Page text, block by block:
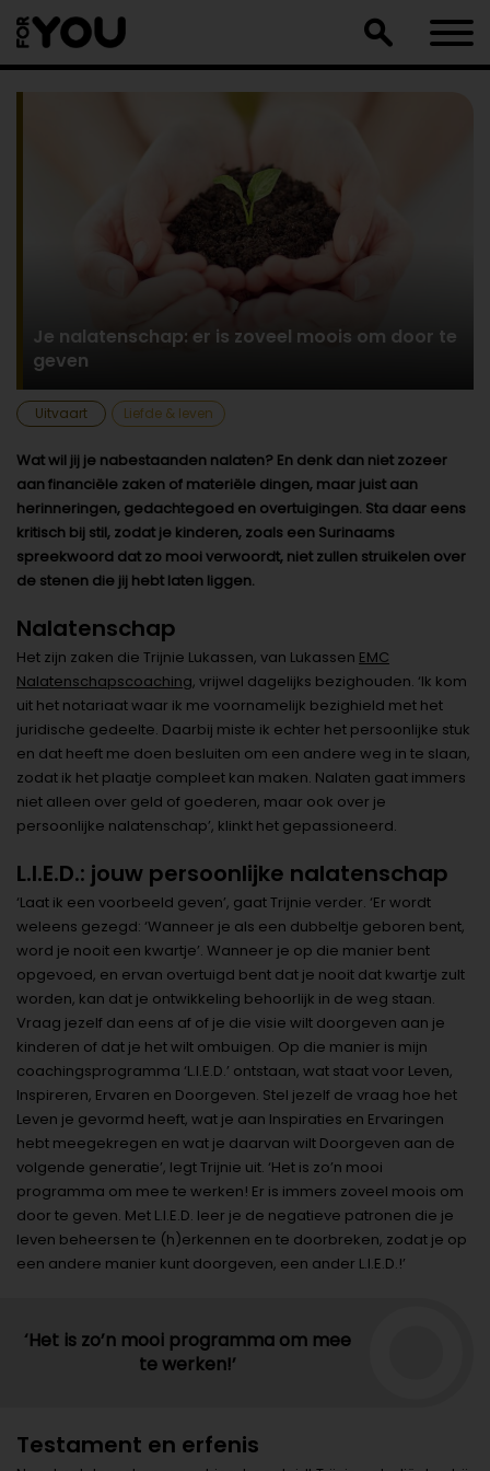
naar
artikel
Je nalatenschap: er is zoveel moois om door te
geven
Uitvaart Liefde & leven
Wat wil jij je nabestaanden nalaten? En denk dan niet zozeer
aan financiële zaken of materiële dingen, maar juist aan
herinneringen, gedachtegoed en overtuigingen. Sta daar eens
kritisch bij stil, zodat je kinderen, zoals een Surinaams
spreekwoord dat zo mooi verwoordt, niet zullen struikelen over
de stenen die jij hebt laten liggen.
Nalatenschap
Het zijn zaken die Trijnie Lukassen, van Lukassen EMC
Nalatenschapscoaching, vrijwel dagelijks bezighouden. ‘Ik kom
uit het notariaat waar ik me voornamelijk bezighield met het
juridische gedeelte. Daarbij miste ik echter het persoonlijke stuk
en dat heeft me doen besluiten om een andere weg in te slaan,
zodat ik het plaatje compleet kan maken. Nalaten gaat immers
niet alleen over geld of goederen, maar ook over je
persoonlijke nalatenschap’, klinkt het gepassioneerd.
L.I.E.D.: jouw persoonlijke nalatenschap
‘Laat ik een voorbeeld geven’, gaat Trijnie verder. ‘Er wordt
weleens gezegd: ‘Wanneer je als een dubbeltje geboren bent,
word je nooit een kwartje’. Wanneer je op die manier bent
opgevoed, en ervan overtuigd bent dat je nooit dat kwartje zult
worden, kan dat je ontwikkeling behoorlijk in de weg staan.
Vraag jezelf dan eens af of je die visie wilt doorgeven aan je
kinderen of dat je het wilt ombuigen. Op die manier is mijn
coachingsprogramma ‘L.I.E.D.’ ontstaan, wat staat voor Leven,
Inspireren, Ervaren en Doorgeven. Stel jezelf de vraag hoe het
Leven je gevormd heeft, wat je aan Inspiraties en Ervaringen
hebt meegekregen en wat je daarvan wilt Doorgeven aan de
volgende generatie’, legt Trijnie uit. ‘Het is zo’n mooi
programma om mee te werken! Er is immers zoveel moois om
door te geven. Met L.I.E.D. leer je de negatieve patronen die je
leven beheersen te (h)erkennen en te doorbreken, zodat je op
een andere manier kunt doorgeven, een ander L.I.E.D.!’
‘Het is zo’n mooi programma om mee
te werken!’
Testament en erfenis